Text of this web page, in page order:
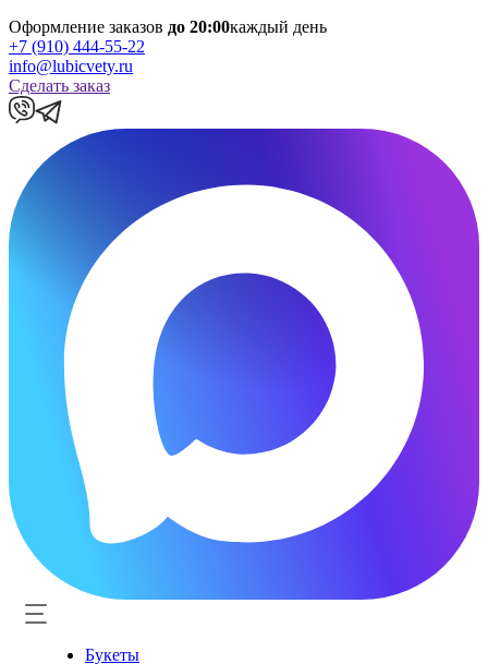
Оформление заказов до 20:00каждый день
+7 (910) 444-55-22
info@lubicvety.ru
Сделать заказ
Букеты